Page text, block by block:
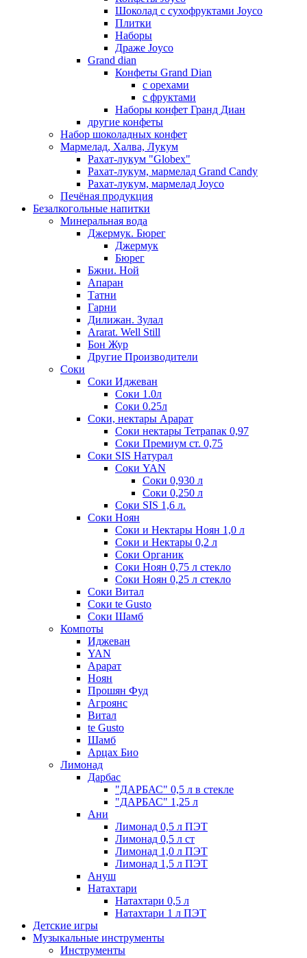
Шоколад с сухофруктами Joyco
Плитки
Наборы
Драже Joyco
Grand dian
Конфеты Grand Dian
с орехами
с фруктами
Наборы конфет Гранд Диан
другие конфеты
Набор шоколадных конфет
Мармелад, Халва, Лукум
Рахат-лукум "Globex"
Рахат-лукум, мармелад Grand Candy
Рахат-лукум, мармелад Joyco
Печёная продукция
Безалкогольные напитки
Минеральная вода
Джермук. Бюрег
Джермук
Бюрег
Бжни. Ной
Апаран
Татни
Гарни
Дилижан. Зулал
Ararat. Well Still
Бон Жур
Другие Производители
Соки
Соки Иджеван
Соки 1.0л
Соки 0.25л
Соки, нектары Арарат
Соки нектары Тетрапак 0,97
Соки Премиум ст. 0,75
Соки SIS Натурал
Соки YAN
Соки 0,930 л
Соки 0,250 л
Соки SIS 1,6 л.
Соки Ноян
Соки и Нектары Ноян 1,0 л
Соки и Нектары 0,2 л
Соки Органик
Соки Ноян 0,75 л стекло
Соки Ноян 0,25 л стекло
Соки Витал
Соки te Gusto
Соки Шамб
Компоты
Иджеван
YAN
Арарат
Ноян
Прошян Фуд
Агроянс
Витал
te Gusto
Шамб
Арцах Био
Лимонад
Дарбас
"ДАРБАС" 0,5 л в стекле
"ДАРБАС" 1,25 л
Ани
Лимонад 0,5 л ПЭТ
Лимонад 0,5 л ст
Лимонад 1,0 л ПЭТ
Лимонад 1,5 л ПЭТ
Ануш
Натахтари
Натахтари 0,5 л
Натахтари 1 л ПЭТ
Детские игры
Музыкальные инструменты
Инструменты